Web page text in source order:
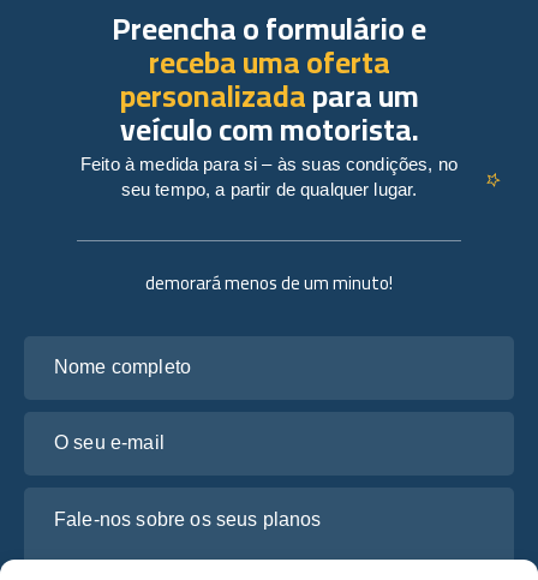
demorará menos de um minuto!
Preencha o formulário e
receba uma oferta
personalizadapara um
veículo com motorista.
Feito à medida para si – às suas condições, no
seu tempo, a partir de qualquer lugar.